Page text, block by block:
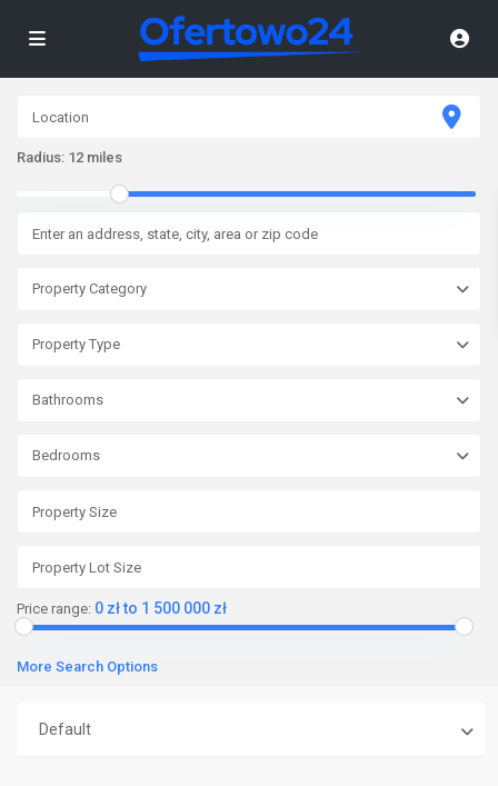
Radius: 12 miles
Property Category
Property Type
Bathrooms
Bedrooms
Price range: 0 zł to 1 500 000 zł
More Search Options
Default